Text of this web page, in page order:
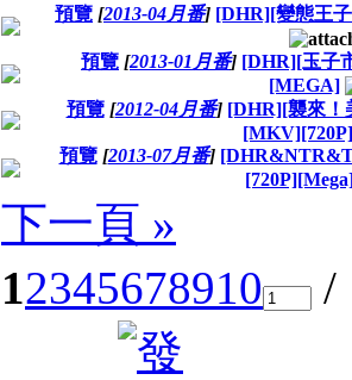
預覽 [2013-04月番] [DHR][變態王
預覽 [2013-01月番] [DHR][玉子
[MEGA]
預覽 [2012-04月番] [DHR][襲來！
預覽 [2013-07月番]
下一頁 »
12345678910 /